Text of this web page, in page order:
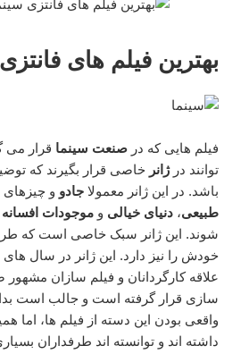
بهترین فیلم های
فیلم هایی که درصنعت سینما قرار می
توانند در ژانر خاصی قرار بگیرند که
باشد. در این ژانر معمولاجادو و چیزهای
طبیعی،دنیای خیالی وموجودات
شوند. این ژانر سبک خاصی است که
خودش را نیز دارد. این ژانر در سال های
علاقه کارگردانان و فیلم سازان
سازی قرار گرفته است و جالب است
واقعی بودن این دسته از فیلم ها، اما
داشته اند و توانسته اند طرفداران